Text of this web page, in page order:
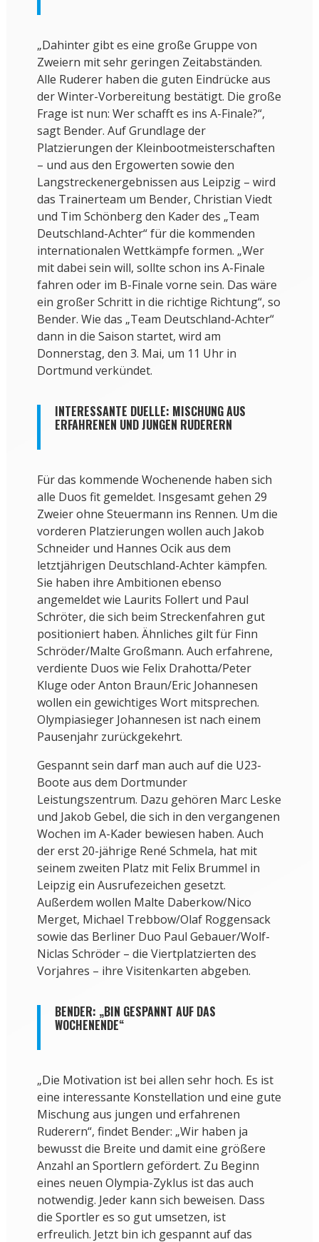
„Dahinter gibt es eine große Gruppe von
Zweiern mit sehr geringen Zeitabständen.
Alle Ruderer haben die guten Eindrücke aus
der Winter-Vorbereitung bestätigt. Die große
Frage ist nun: Wer schafft es ins A-Finale?“,
sagt Bender. Auf Grundlage der
Platzierungen der Kleinbootmeisterschaften
– und aus den Ergowerten sowie den
Langstreckenergebnissen aus Leipzig – wird
das Trainerteam um Bender, Christian Viedt
und Tim Schönberg den Kader des „Team
Deutschland-Achter“ für die kommenden
internationalen Wettkämpfe formen. „Wer
mit dabei sein will, sollte schon ins A-Finale
fahren oder im B-Finale vorne sein. Das wäre
ein großer Schritt in die richtige Richtung“, so
Bender. Wie das „Team Deutschland-Achter“
dann in die Saison startet, wird am
Donnerstag, den 3. Mai, um 11 Uhr in
Dortmund verkündet.
INTERESSANTE DUELLE: MISCHUNG AUS
ERFAHRENEN UND JUNGEN RUDERERN
Für das kommende Wochenende haben sich
alle Duos fit gemeldet. Insgesamt gehen 29
Zweier ohne Steuermann ins Rennen. Um die
vorderen Platzierungen wollen auch Jakob
Schneider und Hannes Ocik aus dem
letztjährigen Deutschland-Achter kämpfen.
Sie haben ihre Ambitionen ebenso
angemeldet wie Laurits Follert und Paul
Schröter, die sich beim Streckenfahren gut
positioniert haben. Ähnliches gilt für Finn
Schröder/Malte Großmann. Auch erfahrene,
verdiente Duos wie Felix Drahotta/Peter
Kluge oder Anton Braun/Eric Johannesen
wollen ein gewichtiges Wort mitsprechen.
Olympiasieger Johannesen ist nach einem
Pausenjahr zurückgekehrt.
Gespannt sein darf man auch auf die U23-
Boote aus dem Dortmunder
Leistungszentrum. Dazu gehören Marc Leske
und Jakob Gebel, die sich in den vergangenen
Wochen im A-Kader bewiesen haben. Auch
der erst 20-jährige René Schmela, hat mit
seinem zweiten Platz mit Felix Brummel in
Leipzig ein Ausrufezeichen gesetzt.
Außerdem wollen Malte Daberkow/Nico
Merget, Michael Trebbow/Olaf Roggensack
sowie das Berliner Duo Paul Gebauer/Wolf-
Niclas Schröder – die Viertplatzierten des
Vorjahres – ihre Visitenkarten abgeben.
BENDER: „BIN GESPANNT AUF DAS
WOCHENENDE“
„Die Motivation ist bei allen sehr hoch. Es ist
eine interessante Konstellation und eine gute
Mischung aus jungen und erfahrenen
Ruderern“, findet Bender: „Wir haben ja
bewusst die Breite und damit eine größere
Anzahl an Sportlern gefördert. Zu Beginn
eines neuen Olympia-Zyklus ist das auch
notwendig. Jeder kann sich beweisen. Dass
die Sportler es so gut umsetzen, ist
erfreulich. Jetzt bin ich gespannt auf das